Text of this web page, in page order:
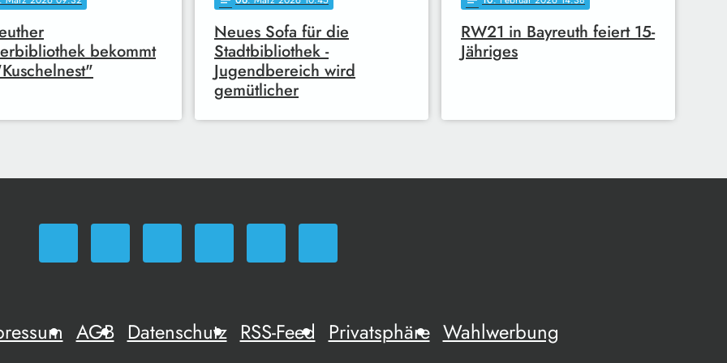
bekommt
Neues Sofa für die
Stadtbibliothek -
Jugendbereich wird
gemütlicher
RW21 in Bayreuth feiert 15-
Jähriges
AGB Datenschutz RSS-Feed Privatsphäre Wahlwerbung